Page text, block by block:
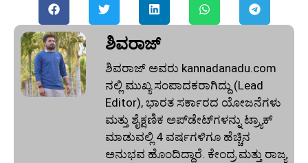
ಶಿವರಾಜ್
ಶಿವರಾಜ್ ಅವರು kannadanadu.com
ನಲ್ಲಿ ಮುಖ್ಯ ಸಂಪಾದಕರಾಗಿದ್ದು (Lead
Editor), ಭಾರತ ಸರ್ಕಾರದ ಯೋಜನೆಗಳು
ಮತ್ತು ಶೈಕ್ಷಣಿಕ ಅಪ್‌ಡೇಟ್‌ಗಳನ್ನು ಟ್ರ್ಯಾಕ್
ಮಾಡುವಲ್ಲಿ 4 ವರ್ಷಗಳಿಗೂ ಹೆಚ್ಚಿನ
ಅನುಭವ ಹೊಂದಿದ್ದಾರೆ. ಕೇಂದ್ರ ಮತ್ತು ರಾಜ್ಯ